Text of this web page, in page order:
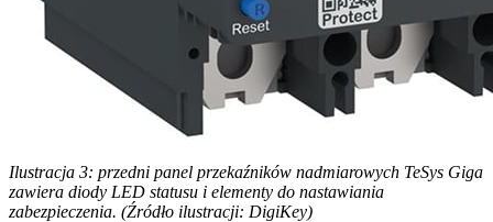
Ilustracja 3: przedni panel przekaźników nadmiarowych TeSys Giga
zawiera diody LED statusu i elementy do nastawiania
zabezpieczenia. (Źródło ilustracji: DigiKey)